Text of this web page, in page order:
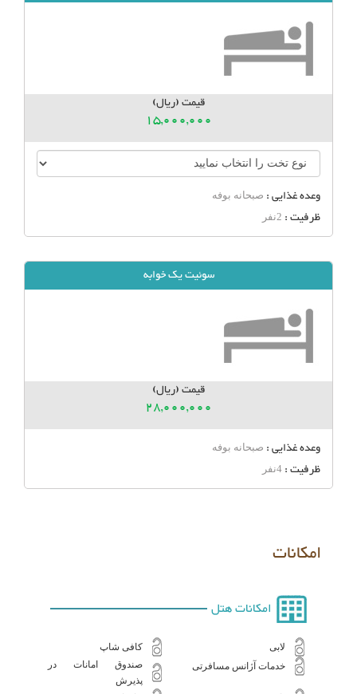
قیمت (ریال)
15,000,000
وعده غذایی : صبحانه بوفه
ظرفیت : 2نفر
سوئیت یک خوابه
قیمت (ریال)
28,000,000
وعده غذایی : صبحانه بوفه
ظرفیت : 4نفر
امکانات
امکانات هتل
لابی
کافی شاپ
خدمات آژانس مسافرتی
صندوق امانات در
پذیرش